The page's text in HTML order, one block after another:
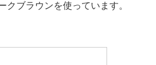
ブラウンを使っています。